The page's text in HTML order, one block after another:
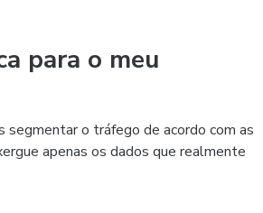
para o meu
segmentar o tráfego de acordo com as
apenas os dados que realmente